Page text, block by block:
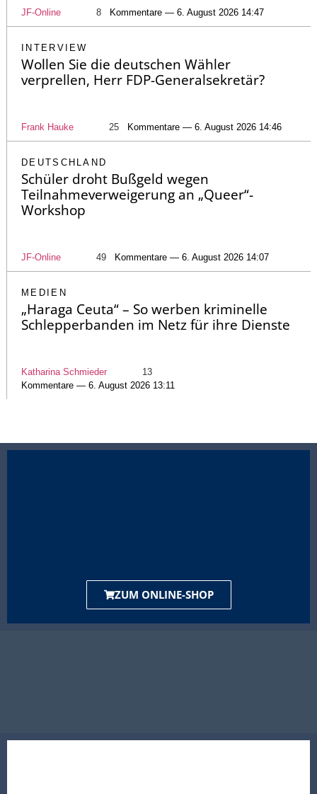
JF-Online 8 Kommentare — 6. August 2026 14:47
INTERVIEW
Wollen Sie die deutschen Wähler
verprellen, Herr FDP-Generalsekretär?
Frank Hauke 25 Kommentare — 6. August 2026 14:46
DEUTSCHLAND
Schüler droht Bußgeld wegen
Teilnahmeverweigerung an „Queer“-
Workshop
JF-Online 49 Kommentare — 6. August 2026 14:07
MEDIEN
„Haraga Ceuta“ – So werben kriminelle
Schlepperbanden im Netz für ihre Dienste
Katharina Schmieder
13
Kommentare — 6. August 2026 13:11
ZUM ONLINE-SHOP